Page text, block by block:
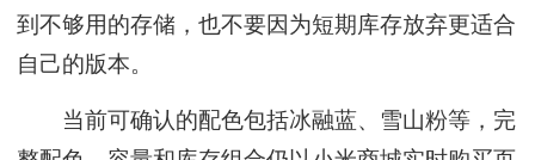
到不够用的存储，也不要因为短期库存放弃更适合
自己的版本。
当前可确认的配色包括冰融蓝、雪山粉等，完